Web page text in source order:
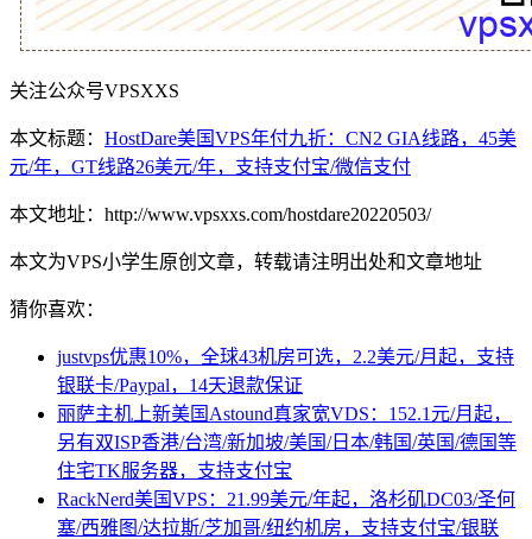
关注公众号VPSXXS
本文标题： HostDare美国VPS年付九折：CN2 GIA线路，45美
元/年，GT线路26美元/年，支持支付宝/微信支付
本文地址：http://www.vpsxxs.com/hostdare20220503/
本文为VPS小学生原创文章，转载请注明出处和文章地址
猜你喜欢：
justvps优惠10%，全球43机房可选，2.2美元/月起，支持
银联卡/Paypal，14天退款保证
丽萨主机上新美国Astound真家宽VDS：152.1元/月起，
另有双ISP香港/台湾/新加坡/美国/日本/韩国/英国/德国等
住宅TK服务器，支持支付宝
RackNerd美国VPS：21.99美元/年起，洛杉矶DC03/圣何
塞/西雅图/达拉斯/芝加哥/纽约机房，支持支付宝/银联